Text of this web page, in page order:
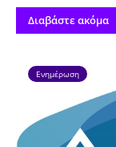
Διαβάστε ακόμα
Ενημέρωση